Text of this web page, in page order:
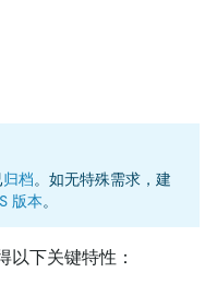
归档。如无特殊需求，建
版本。
以下关键特性：